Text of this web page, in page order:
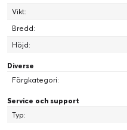
Vikt:
Bredd:
Höjd:
Diverse
Färgkategori:
Service och support
Typ: